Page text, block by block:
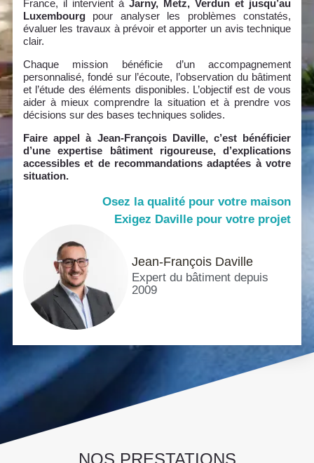
France, il intervient à Jarny, Metz, Verdun et jusqu’au
Luxembourgpour analyser les problèmes constatés,
évaluer les travaux à prévoir et apporter un avis technique
clair.
Chaque mission bénéficie d’un accompagnement
personnalisé, fondé sur l’écoute, l’observation du bâtiment
et l’étude des éléments disponibles. L’objectif est de vous
aider à mieux comprendre la situation et à prendre vos
décisions sur des bases techniques solides.
Faire appel à Jean-François Daville, c’est bénéficier
d’une expertise bâtiment rigoureuse, d’explications
accessibles et de recommandations adaptées à votre
situation.
Osez la qualité pour votre maison
Exigez Daville pour votre projet
Jean-François Daville
Expert du bâtiment depuis
2009
NOS PRESTATIONS